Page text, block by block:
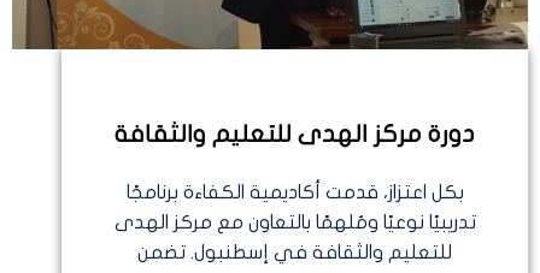
دورة مركز الهدى للتعليم والثقافة
بكل اعتزاز، قدمت أكاديمية الكفاءة برنامجًا
تدريبيًا نوعيًا ومُلهمًا بالتعاون مع مركز الهدى
للتعليم والثقافة في إسطنبول. تضمن